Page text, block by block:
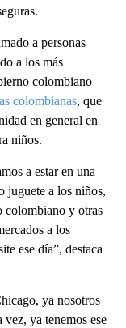
a personas
a los más
colombiano
colombianas, que
en general en
niños.
a estar en una
juguete a los niños,
colombiano y otras
a los
ese día”, destaca
ya nosotros
vez, ya tenemos ese